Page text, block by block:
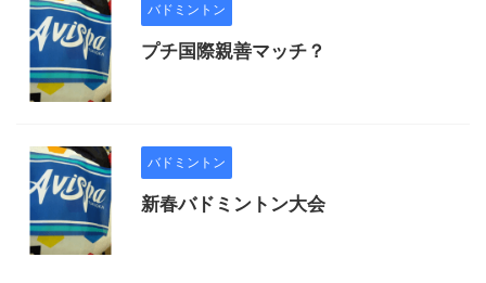
バドミントン
プチ国際親善マッチ？
バドミントン
新春バドミントン大会